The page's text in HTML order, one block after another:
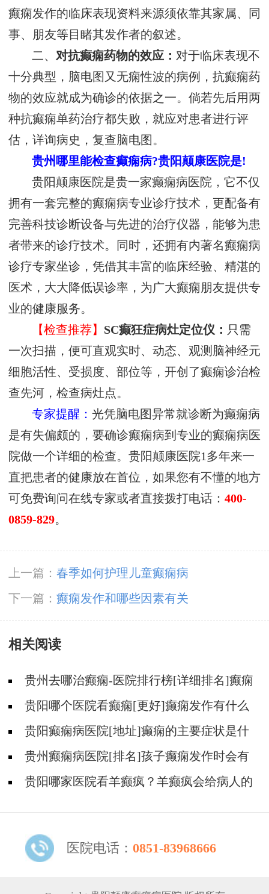
癫痫发作的临床表现资料来源须依靠其家属、同
事、朋友等目睹其发作者的叙述。
二、 对抗癫痫药物的效应： 对于临床表现不
十分典型，脑电图又无痫性波的病例，抗癫痫药
物的效应就成为确诊的依据之一。倘若先后用两
种抗癫痫单药治疗都失败，就应对患者进行评
估，详询病史，复查脑电图。
贵州哪里能检查癫痫病?贵阳颠康医院是!
贵阳颠康医院是贵一家癫痫病医院，它不仅
拥有一套完整的癫痫病专业诊疗技术，更配备有
完善科技诊断设备与先进的治疗仪器，能够为患
者带来的诊疗技术。同时，还拥有内著名癫痫病
诊疗专家坐诊，凭借其丰富的临床经验、精湛的
医术，大大降低误诊率，为广大癫痫朋友提供专
业的健康服务。
【检查推荐】 SC癫狂症病灶定位仪： 只需
一次扫描，便可直观实时、动态、观测脑神经元
细胞活性、受损度、部位等，开创了癫痫诊治检
查先河，检查病灶点。
专家提醒：光凭脑电图异常就诊断为癫痫病
是有失偏颇的，要确诊癫痫病到专业的癫痫病医
院做一个详细的检查。贵阳颠康医院1多年来一
直把患者的健康放在首位，如果您有不懂的地方
可免费询问在线专家或者直接拨打电话： 400-
0859-829。
上一篇： 春季如何护理儿童癫痫病
下一篇： 癫痫发作和哪些因素有关
相关阅读
贵州去哪治癫痫-医院排行榜[详细排名]癫痫
会导致病人精神失常吗?
贵阳哪个医院看癫痫[更好]癫痫发作有什么
症状表现?
贵阳癫痫病医院[地址]癫痫的主要症状是什
么?贵州癫痫病医院[排名]孩子癫痫发作时会有
什么症状?
贵阳哪家医院看羊癫疯？羊癫疯会给病人的
医院电话： 0851-83968666